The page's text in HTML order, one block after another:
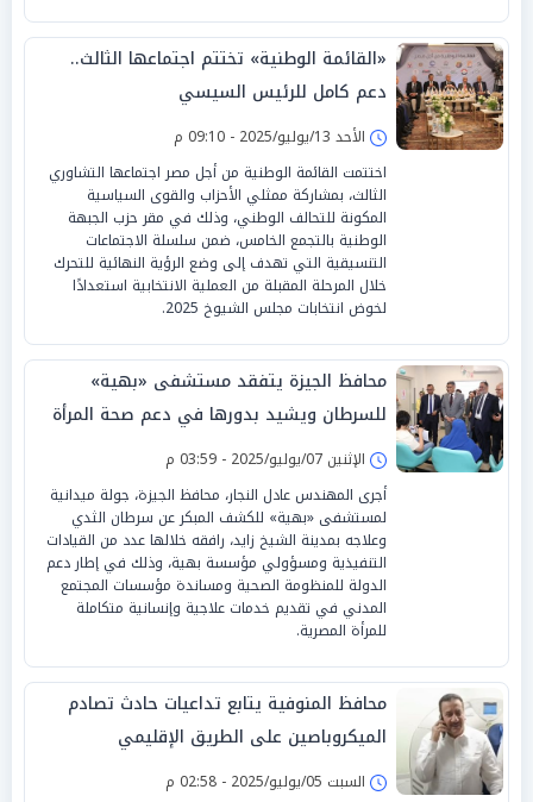
«القائمة الوطنية» تختتم اجتماعها الثالث..
دعم كامل للرئيس السيسي
الأحد 13/يوليو/2025 - 09:10 م
اختتمت القائمة الوطنية من أجل مصر اجتماعها التشاوري
الثالث، بمشاركة ممثلي الأحزاب والقوى السياسية
المكونة للتحالف الوطني، وذلك في مقر حزب الجبهة
الوطنية بالتجمع الخامس، ضمن سلسلة الاجتماعات
التنسيقية التي تهدف إلى وضع الرؤية النهائية للتحرك
خلال المرحلة المقبلة من العملية الانتخابية استعدادًا
لخوض انتخابات مجلس الشيوخ 2025.
محافظ الجيزة يتفقد مستشفى «بهية»
للسرطان ويشيد بدورها في دعم صحة المرأة
الإثنين 07/يوليو/2025 - 03:59 م
أجرى المهندس عادل النجار، محافظ الجيزة، جولة ميدانية
لمستشفى «بهية» للكشف المبكر عن سرطان الثدي
وعلاجه بمدينة الشيخ زايد، رافقه خلالها عدد من القيادات
التنفيذية ومسؤولي مؤسسة بهية، وذلك في إطار دعم
الدولة للمنظومة الصحية ومساندة مؤسسات المجتمع
المدني في تقديم خدمات علاجية وإنسانية متكاملة
للمرأة المصرية.
محافظ المنوفية يتابع تداعيات حادث تصادم
الميكروباصين على الطريق الإقليمي
السبت 05/يوليو/2025 - 02:58 م